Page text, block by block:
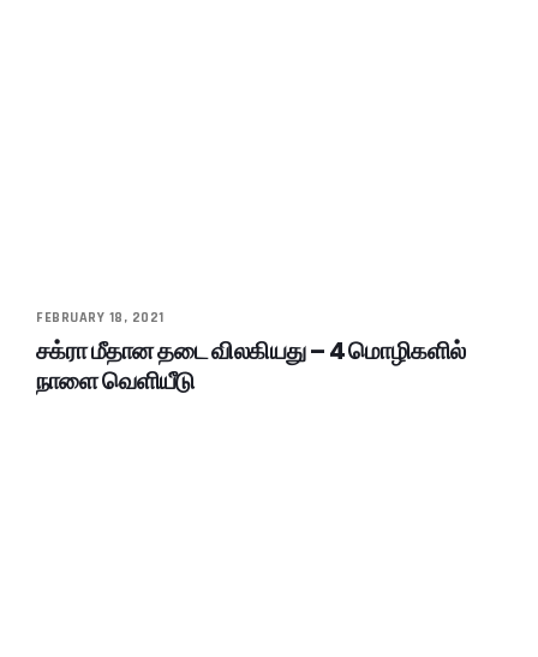
FEBRUARY 18, 2021
சக்ரா மீதான தடை விலகியது – 4 மொழிகளில்
நாளை வெளியீடு